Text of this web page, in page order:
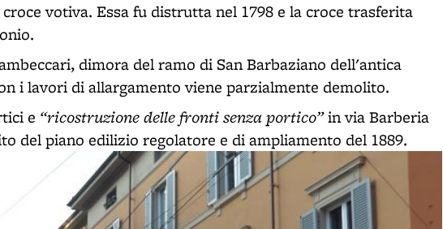
votiva. Essa fu distrutta nel 1798 e la croce trasferita
dimora del ramo di San Barbaziano dell'antica
i lavori di allargamento viene parzialmente demolito.
e “ricostruzione delle fronti senza portico”in via Barberia
del piano edilizio regolatore e di ampliamento del 1889.